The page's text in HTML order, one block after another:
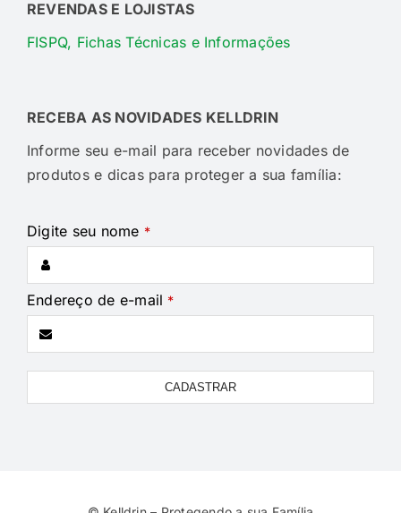
REVENDAS E LOJISTAS
FISPQ, Fichas Técnicas e Informações
RECEBA AS NOVIDADES KELLDRIN
Informe seu e-mail para receber novidades de
produtos e dicas para proteger a sua família:
Digite seu nome *
Endereço de e-mail *
CADASTRAR